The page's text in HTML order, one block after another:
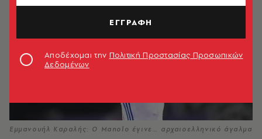
Εμμανουήλ Καραλής: Ο Manolo έγινε… αρχαιοελληνικό άγαλμα
ΕΓΓΡΑΦΗ
Αποδέχομαι την Πολιτική Προστασίας Προσωπικών
Δεδομένων